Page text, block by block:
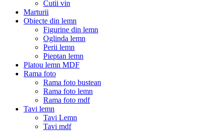
Cutii vin
Marturii
Obiecte din lemn
Figurine din lemn
Oglinda lemn
Perii lemn
Pieptan lemn
Platou lemn MDF
Rama foto
Rama foto bustean
Rama foto lemn
Rama foto mdf
Tavi lemn
Tavi Lemn
Tavi mdf